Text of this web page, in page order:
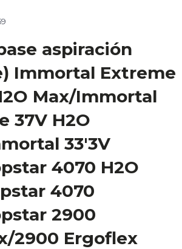
aspiración
Immortal Extreme
Max/Immortal
37V H2O
33'3V
4070 H2O
4070
2900
2900 Ergoflex